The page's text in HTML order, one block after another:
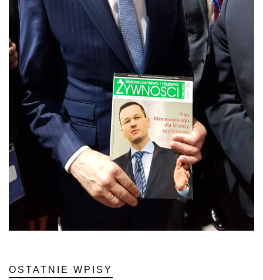
OSTATNIE WPISY